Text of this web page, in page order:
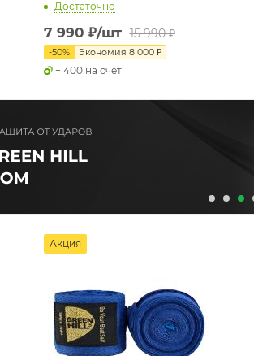
Достаточно
7 990 ₽/шт 15 990₽
-50% Экономия 8 000₽
+ 400 на счет
Акция